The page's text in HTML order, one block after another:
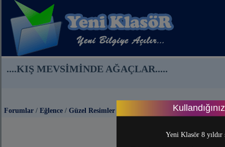
Yeni Klasör 8
....KIŞ MEVSİMİNDE AĞAÇLAR.....
Forumlar / Eğlence / Güzel Resimler